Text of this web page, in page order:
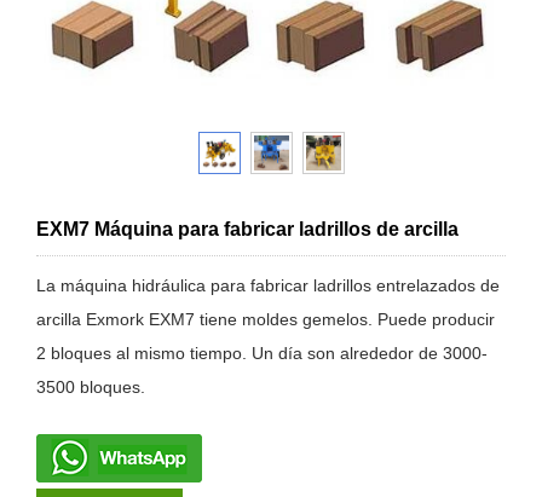
EXM7 Máquina para fabricar ladrillos de arcilla
La máquina hidráulica para fabricar ladrillos entrelazados de
arcilla Exmork EXM7 tiene moldes gemelos. Puede producir
2 bloques al mismo tiempo. Un día son alrededor de 3000-
3500 bloques.